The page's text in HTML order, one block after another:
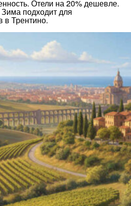
Отели на 20% дешевле.
подходит для
в Трентино.